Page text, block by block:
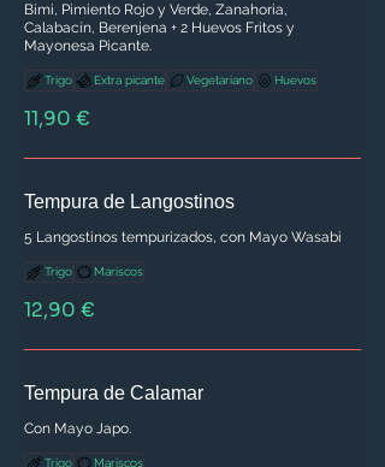
Bimi, Pimiento Rojo y Verde, Zanahoria,
Calabacín, Berenjena + 2 Huevos Fritos y
Mayonesa Picante.
11,90 €
Trigo Extra picante Vegetariano Huevos
Tempura de Langostinos
5 Langostinos tempurizados, con Mayo Wasabi
12,90 €
Trigo Mariscos
Tempura de Calamar
Con Mayo Japo.
Trigo Mariscos